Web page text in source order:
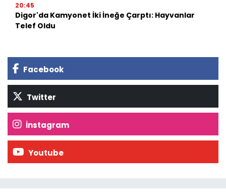
20:45
Digor'da Kamyonet İki İneğe Çarptı: Hayvanlar
Telef Oldu
Facebook
Twitter
İnstagram
Youtube